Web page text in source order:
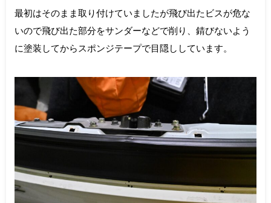
最初はそのまま取り付けていましたが飛び出たビスが危な
いので飛び出た部分をサンダーなどで削り、錆びないよう
に塗装してからスポンジテープで目隠ししています。